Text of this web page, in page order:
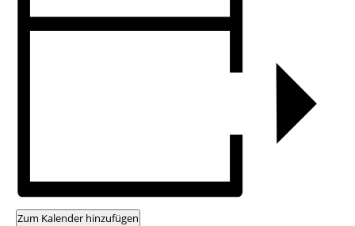
Zum Kalender hinzufügen